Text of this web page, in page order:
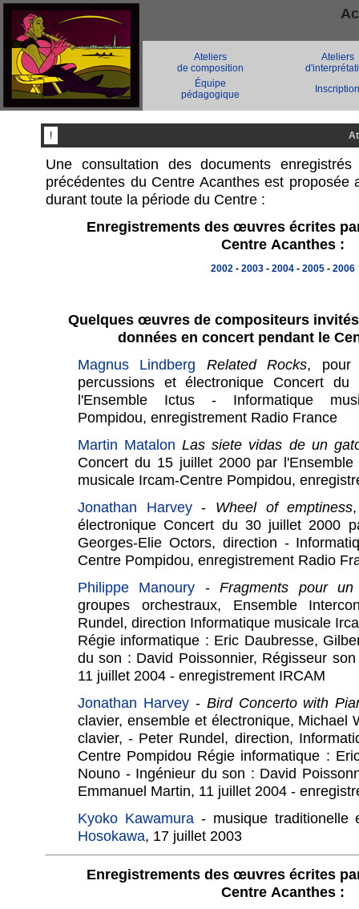
Ateliers
de composition
Ateliers
Équipe
pédagogique
Inscription
!
Une consultation des documents
précédentes du Centre Acanthes est proposée
durant toute la période du Centre :
Enregistrements des œuvres écrites
Centre Acanthes :
2002 - 2003 - 2004 - 2005 - 2006
Quelques œuvres de compositeurs
données en concert pendant le
Magnus Lindberg
Related Rocks, pour
percussions et électronique Concert
l'Ensemble Ictus - Informatique
Pompidou, enregistrement Radio France
Martin Matalon Las siete vidas de un
Concert du 15 juillet 2000 par
musicale Ircam-Centre Pompidou,
Jonathan Harvey- Wheel of emptiness
électronique Concert du 30 juillet 2000
Georges-Elie Octors, direction -
Centre Pompidou, enregistrement Radio
Philippe Manoury -Fragments pour un
groupes orchestraux, Ensemble
Rundel, direction Informatique musicale
Régie informatique : Eric Daubresse,
du son : David Poissonnier, Régisseur
11 juillet 2004 - enregistrement IRCAM
Jonathan Harvey- Bird Concerto with
clavier, ensemble et électronique, Michael
clavier, - Peter Rundel, direction,
Centre Pompidou Régie informatique :
Nouno - Ingénieur du son : David
Emmanuel Martin, 11 juillet 2004 -
Kyoko Kawamura- musique
Hosokawa, 17 juillet 2003
Enregistrements des œuvres écrites
Centre Acanthes :